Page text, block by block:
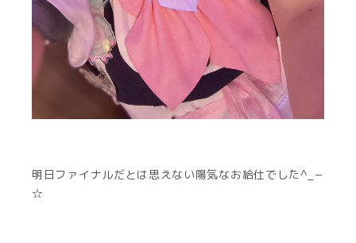
明日ファイナルだとは思えない陽気なお給仕でした^_−
☆